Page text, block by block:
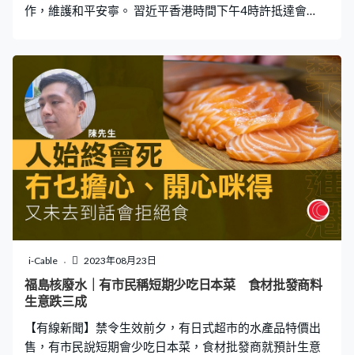
作，維護和平安寧。 習近平香港時間下午4時許抵達會
外長拉夫羅夫握手合照。 之後習近平轉抵會議室，出席金
磚國家領導人會議，外長王毅和中央辦公廳主任蔡奇等中
方官員代表都有列席。 五位金磚領導人先後致詞，包括以
視像形式講話的俄羅斯總統普京。 習近平在致詞時提到，
金磚國家要拓展政治安全合作，維護和平安寧：「當前冷
戰思維陰魂不散，地緣政治形勢嚴峻，金磚國家要堅持和
平發展的大方向，鞏固金磚國家戰略夥伴關係；要用好金
磚國家外長會、安全事務高級代表會議等機制。」 他強
調，金磚國家要在涉及彼此核心利益的問題上相互支持，
並在重大國際和地區問題上加強協調。 他又指，金磚國家
要堅持公平正義，完善全球治理，國際規則要依照聯合國
憲章宗旨及原則；強調不應拉幫結派，將自己的家法幫規
包裝成國際規則，支持並加強以世貿組織為核心的多邊貿
迫。 他又特別提到，要進一步拓展人工智能合作，
i-Cable 2023年08月23日
福島核廢水｜有市民稱短期少吃日本菜 食材批發商料
生意跌三成
【有線新聞】禁令生效前夕，有日式超市的水產品特價出
售，有市民說短期會少吃日本菜，食材批發商就預計生意